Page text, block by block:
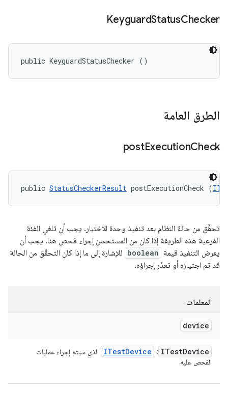
KeyguardStatusChecker
public KeyguardStatusChecker ()
الطرق العامة
postExecutionCheck
public StatusCheckerResult postExecutionCheck (
تحقَّق من حالة النظام بعد تنفيذ وحدة الاختبار. يجب أن تلغي الفئة
الفرعية هذه الطريقة إذا كان من المستحسن إجراء فحص هنا. يجب أن
يعرض التنفيذ قيمة boolean للإشارة إلى ما إذا كان التحقّق من الحالة
قد تم اجتيازه أو تعذّر إجراؤه.
المعلمات
device
ITestDevice
:
ITestDevice
الذي سيتم إجراء عمليات
الفحص عليه